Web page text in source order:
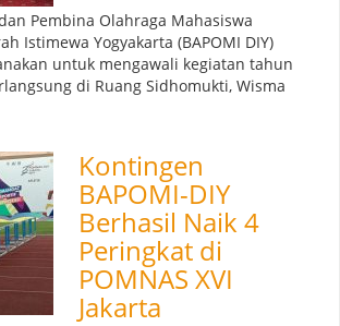
Pembina Olahraga Mahasiswa
Istimewa Yogyakarta (BAPOMI DIY)
untuk mengawali kegiatan tahun
di Ruang Sidhomukti, Wisma
Kontingen
BAPOMI-DIY
Berhasil Naik 4
Peringkat di
POMNAS XVI
Jakarta